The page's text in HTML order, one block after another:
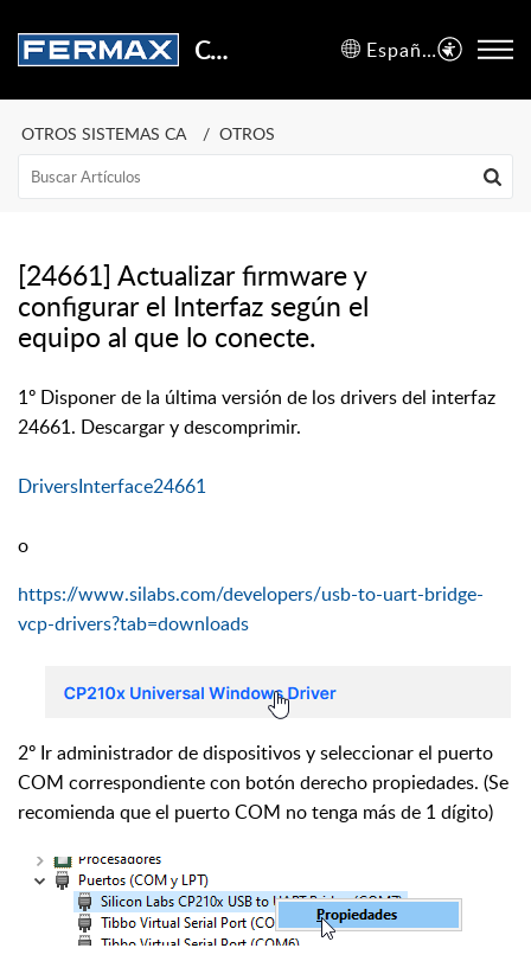
Centro de Soporte Español (España)
OTROS SISTEMAS CA OTROS
[24661] Actualizar firmware y
configurar el Interfaz según el
equipo al que lo conecte.
1º Disponer de la última versión de los drivers del interfaz
24661. Descargar y descomprimir.
DriversInterface24661
o
https://www.silabs.com/developers/usb-to-uart-bridge-
vcp-drivers?tab=downloads
2º Ir administrador de dispositivos y seleccionar el puerto
COM correspondiente con botón derecho propiedades. (Se
recomienda que el puerto COM no tenga más de 1 dígito)